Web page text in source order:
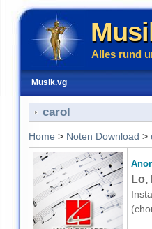
Alles rund
Musik.vg
carol
Home > Noten Download >
Lo,